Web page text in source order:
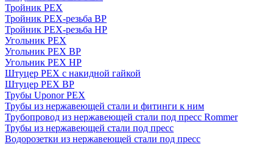
Тройник PEX
Тройник PEX-резьба ВР
Тройник PEX-резьба НР
Угольник PEX
Угольник PEX ВР
Угольник PEX НР
Штуцер PEX c накидной гайкой
Штуцер PEX ВР
Трубы Uponor PEX
Трубы из нержавеющей стали и фитинги к ним
Трубопровод из нержавеющей стали под пресс Rommer
Трубы из нержавеющей стали под пресс
Водорозетки из нержавеющей стали под пресс